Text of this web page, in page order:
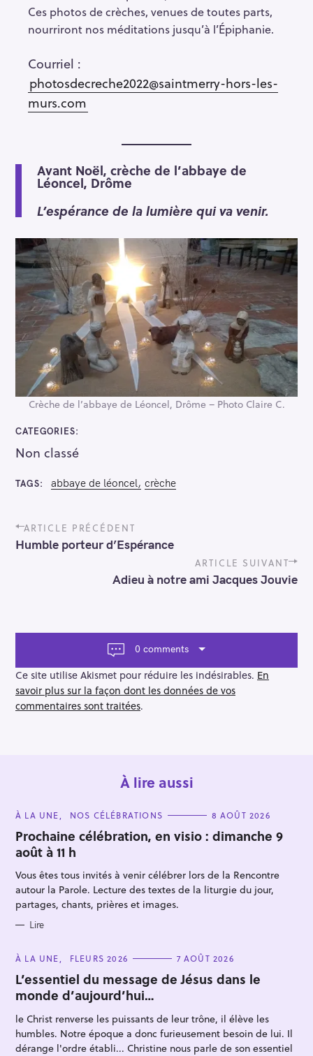
Ces photos de crèches, venues de toutes parts,
nourriront nos méditations jusqu’à l’Épiphanie.
Courriel :
photosdecreche2022@saintmerry-hors-les-
murs.com
Avant Noël, crèche de l’abbaye de
Léoncel, Drôme
L’espérance de la lumière qui va venir.
Crèche de l’abbaye de Léoncel, Drôme – Photo Claire C.
CATEGORIES
Non classé
TAGS abbaye de léoncel crèche
P
o
s
g
t
i
o
n
ARTICLE PRÉCÉDENT
Humble porteur d’Espérance
ARTICLE SUIVANT
Adieu à notre ami Jacques Jouvie
0 comments
Ce site utilise Akismet pour réduire les indésirables. En
savoir plus sur la façon dont les données de vos
commentaires sont traitées.
À lire aussi
C
T
E
G
O
R
I
E
S
À LA UNE NOS CÉLÉBRATIONS 8 AOÛT 2026
Prochaine célébration, en visio : dimanche 9
août à 11 h
Vous êtes tous invités à venir célébrer lors de la Rencontre
autour la Parole. Lecture des textes de la liturgie du jour,
partages, chants, prières et images.
Lire
C
T
E
G
O
R
I
E
S
À LA UNE FLEURS 2026 7 AOÛT 2026
L’essentiel du message de Jésus dans le
monde d’aujourd’hui…
le Christ renverse les puissants de leur trône, il élève les
humbles. Notre époque a donc furieusement besoin de lui. Il
dérange l'ordre établi... Christine nous parle de son essentiel
R
e
c
h
c
h
r